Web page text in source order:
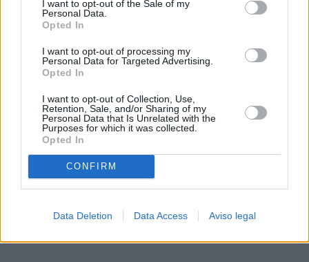
cualquier momento entrando de nuevo en este sitio web o
visitando nuestra política de privacidad.
I want to opt-out of the Sale of my
Personal Data.
Opted In
I want to opt-out of processing my
Personal Data for Targeted Advertising.
Opted In
I want to opt-out of Collection, Use,
Retention, Sale, and/or Sharing of my
Personal Data that Is Unrelated with the
Purposes for which it was collected.
Opted In
CONFIRM
Data Deletion Data Access Aviso legal